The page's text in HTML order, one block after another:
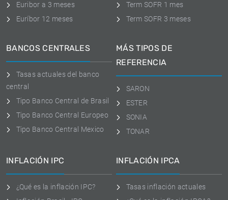
Euribor a 3 meses
Euríbor 12 meses
Term SOFR 1 mes
Term SOFR 3 meses
BANCOS CENTRALES
Tasas actuales del banco
central
Tipo Banco Central de Brasil
Tipo Banco Central Europeo
Tipo Banco Central Mexico
MÁS TIPOS DE
REFERENCIA
SARON
ESTER
SONIA
TONAR
INFLACIÓN IPC
¿Qué es la inflación IPC?
INFLACIÓN IPCA
Tasas inflación actuales